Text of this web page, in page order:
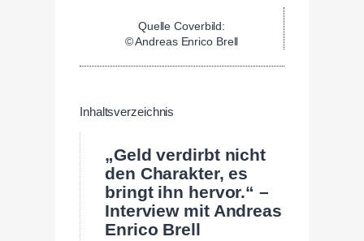
Quelle Coverbild:
© Andreas Enrico Brell
Inhaltsverzeichnis
„Geld verdirbt nicht
den Charakter, es
bringt ihn hervor.“ –
Interview mit Andreas
Enrico Brell